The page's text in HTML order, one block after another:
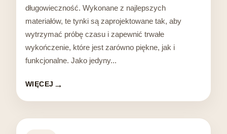
długowieczność. Wykonane z najlepszych
materiałów, te tynki są zaprojektowane tak, aby
wytrzymać próbę czasu i zapewnić trwałe
wykończenie, które jest zarówno piękne, jak i
funkcjonalne. Jako jedyny...
WIĘCEJ